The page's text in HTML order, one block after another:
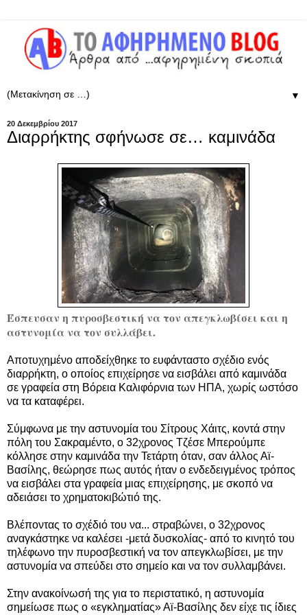
▼
20 Δεκεμβρίου 2017
Διαρρήκτης σφήνωσε σε… καμινάδα
Έσπευσαν η πυροσβεστική να τον απεγκλωβίσει και η
αστυνομία να τον συλλάβει.
Αποτυχημένο αποδείχθηκε το ευφάνταστο σχέδιο ενός
διαρρήκτη, ο οποίος επιχείρησε να εισβάλει από καμινάδα
σε γραφεία στη Βόρεια Καλιφόρνια των ΗΠΑ, χωρίς ωστόσο
να τα καταφέρει.
Σύμφωνα με την αστυνομία του Σίτρους Χάιτς, κοντά στην
πόλη του Σακραμέντο, ο 32χρονος Τζέσε Μπερούμπε
κόλλησε στην καμινάδα την Τετάρτη όταν, σαν άλλος Αϊ-
Βασίλης, θεώρησε πως αυτός ήταν ο ενδεδειγμένος τρόπος
να εισβάλει στα γραφεία μιας επιχείρησης, με σκοπό να
αδειάσει το χρηματοκιβώτιό της.
Βλέποντας το σχέδιό του να... στραβώνει, ο 32χρονος
αναγκάστηκε να καλέσει -μετά δυσκολίας- από το κινητό του
τηλέφωνο την πυροσβεστική να τον απεγκλωβίσει, με την
αστυνομία να σπεύδει στο σημείο και να τον συλλαμβάνει.
Στην ανακοίνωσή της για το περιστατικό, η αστυνομία
σημείωσε πως ο «εγκληματίας» Αϊ-Βασίλης δεν είχε τις ίδιες